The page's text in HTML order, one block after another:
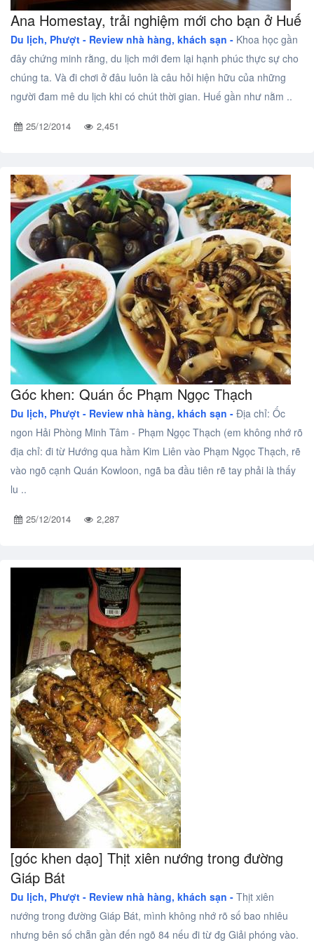
Ana Homestay, trải nghiệm mới cho bạn ở Huế
Du lịch, Phượt - Review nhà hàng, khách sạn - Khoa học gần
đây chứng minh rằng, du lịch mới đem lại hạnh phúc thực sự cho
chúng ta. Và đi chơi ở đâu luôn là câu hỏi hiện hữu của những
người đam mê du lịch khi có chút thời gian. Huế gần như nằm ..
25/12/2014 2,451
Góc khen: Quán ốc Phạm Ngọc Thạch
Du lịch, Phượt - Review nhà hàng, khách sạn - Địa chỉ: Ốc
ngon Hải Phòng Minh Tâm - Phạm Ngọc Thạch (em không nhớ rõ
địa chỉ: đi từ Hướng qua hầm Kim Liên vào Phạm Ngọc Thạch, rẽ
vào ngõ cạnh Quán Kowloon, ngã ba đầu tiên rẽ tay phải là thấy
lu ..
25/12/2014 2,287
[góc khen dạo] Thịt xiên nướng trong đường
Giáp Bát
Du lịch, Phượt - Review nhà hàng, khách sạn - Thịt xiên
nướng trong đường Giáp Bát, mình không nhớ rõ số bao nhiêu
nhưng bên số chẵn gần đến ngõ 84 nếu đi từ đg Giải phóng vào.